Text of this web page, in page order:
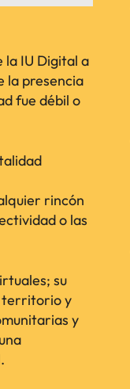
la IU Digital a
la presencia
fue débil o
rincón
o las
su
territorio y
y